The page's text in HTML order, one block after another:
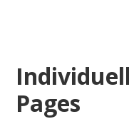
Pages